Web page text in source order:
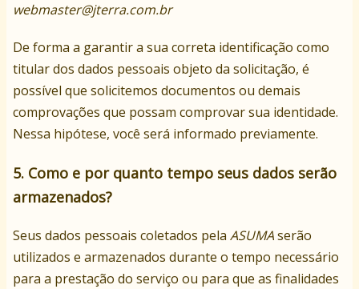
webmaster@jterra.com.br
De forma a garantir a sua correta identificação como
titular dos dados pessoais objeto da solicitação, é
possível que solicitemos documentos ou demais
comprovações que possam comprovar sua identidade.
Nessa hipótese, você será informado previamente.
5. Como e por quanto tempo seus dados serão
armazenados?
Seus dados pessoais coletados pela ASUMAserão
utilizados e armazenados durante o tempo necessário
para a prestação do serviço ou para que as finalidades